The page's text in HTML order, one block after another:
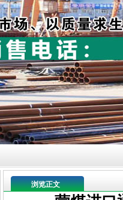
浏览正文